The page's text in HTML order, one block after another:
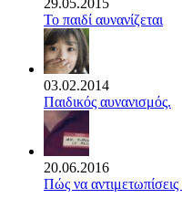
29.05.2015
Το παιδί αυνανίζεται
03.02.2014
Παιδικός αυνανισμός.
20.06.2016
Πώς να